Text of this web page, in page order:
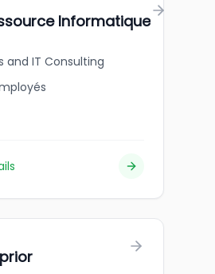
Informatique
and IT Consulting